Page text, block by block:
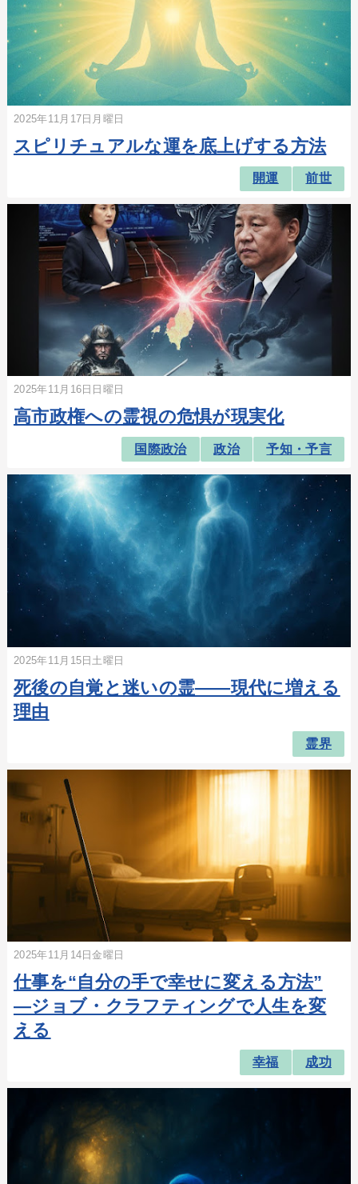
2025年11月17日月曜日
スピリチュアルな運を底上げする方法
開運 前世
2025年11月16日日曜日
高市政権への霊視の危惧が現実化
国際政治 政治 予知・予言
2025年11月15日土曜日
死後の自覚と迷いの霊――現代に増える
理由
霊界
2025年11月14日金曜日
仕事を“自分の手で幸せに変える方法”
―ジョブ・クラフティングで人生を変
える
幸福 成功